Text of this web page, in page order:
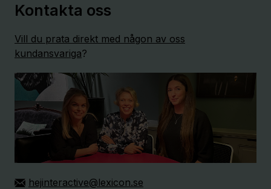
Kontakta oss
Vill du prata direkt med någon av oss
kundansvariga?
hejinteractive@lexicon.se